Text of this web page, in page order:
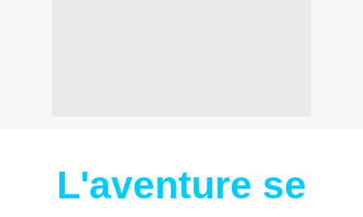
L'aventure se